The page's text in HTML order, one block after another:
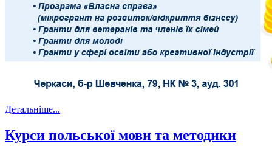
Детальніше...
Курси польської мови та методики